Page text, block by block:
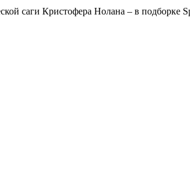
саги Кристофера Нолана – в